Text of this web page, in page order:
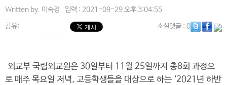
Written by. 이숙경 입력 : 2021-09-29 오후 3:04:55
공유: 소셜댓글: 0
외교부 국립외교원은 30일부터 11월 25일까지 총8회 과정으
로 매주 목요일 저녁, 고등학생들을 대상으로 하는 ‘2021년 하반